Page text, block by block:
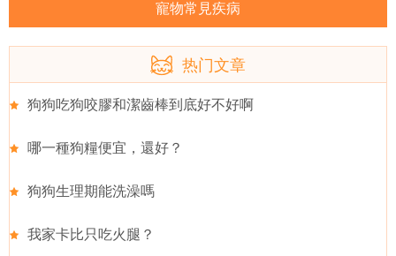
寵物常見疾病
热门文章
狗狗吃狗咬膠和潔齒棒到底好不好啊
哪一種狗糧便宜，還好？
狗狗生理期能洗澡嗎
我家卡比只吃火腿？